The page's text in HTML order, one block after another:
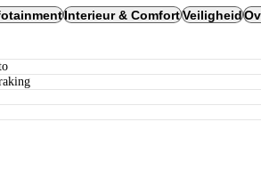
Interieur & ComfortVeiligheid